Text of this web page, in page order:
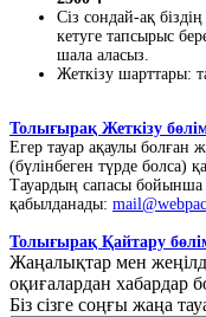
Сіз сондай-ақ
кетуге тапсырыс
шала аласыз.
Жеткізу шарттары:
Толығырақ Жеткізу
Егер тауар ақаулы болған
(бүлінбеген түрде болса)
Тауардың сапасы
қабылданады:
Толығырақ Қайтару
Жаңалықтар мен
оқиғалардан хабардар
Біз сізге соңғы жаңа